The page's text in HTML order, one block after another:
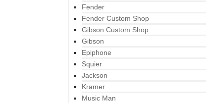
Fender
Fender Custom Shop
Gibson Custom Shop
Gibson
Epiphone
Squier
Jackson
Kramer
Music Man